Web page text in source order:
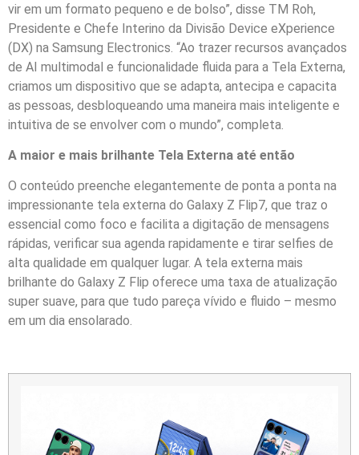
vir em um formato pequeno e de bolso”, disse TM Roh,
Presidente e Chefe Interino da Divisão Device eXperience
(DX) na Samsung Electronics. “Ao trazer recursos avançados
de AI multimodal e funcionalidade fluida para a Tela Externa,
criamos um dispositivo que se adapta, antecipa e capacita
as pessoas, desbloqueando uma maneira mais inteligente e
intuitiva de se envolver com o mundo”, completa.
A maior e mais brilhante Tela Externa até então
O conteúdo preenche elegantemente de ponta a ponta na
impressionante tela externa do Galaxy Z Flip7, que traz o
essencial como foco e facilita a digitação de mensagens
rápidas, verificar sua agenda rapidamente e tirar selfies de
alta qualidade em qualquer lugar. A tela externa mais
brilhante do Galaxy Z Flip oferece uma taxa de atualização
super suave, para que tudo pareça vívido e fluido – mesmo
em um dia ensolarado.